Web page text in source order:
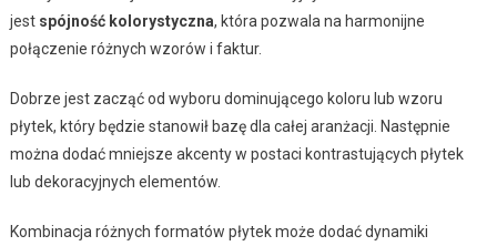
jest spójność kolorystyczna, która pozwala na harmonijne
połączenie różnych wzorów i faktur.
Dobrze jest zacząć od wyboru dominującego koloru lub wzoru
płytek, który będzie stanowił bazę dla całej aranżacji. Następnie
można dodać mniejsze akcenty w postaci kontrastujących płytek
lub dekoracyjnych elementów.
Kombinacja różnych formatów płytek może dodać dynamiki